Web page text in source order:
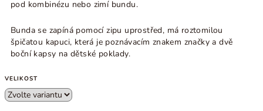
pod kombinézu nebo zimí bundu.
Bunda se zapíná pomocí zipu uprostřed, má roztomilou
špičatou kapuci, která je poznávacím znakem značky a dvě
boční kapsy na dětské poklady.
VELIKOST